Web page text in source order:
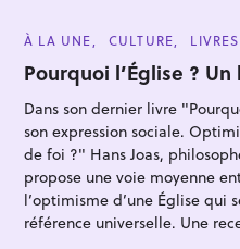
C
T
E
O
I
E
S
À LA UNE CULTURE LIVRES
Pourquoi l’Église ?
Dans son dernier livre
son expression sociale.
de foi ?" Hans Joas,
propose une voie moyenne
l’optimisme d’une Église qui
référence universelle. Une